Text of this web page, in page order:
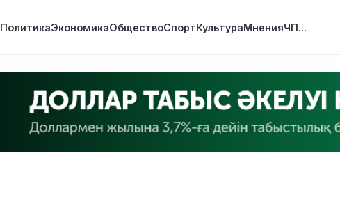
ПолитикаЭкономикаОбществоСпортКультураМненияЧП...